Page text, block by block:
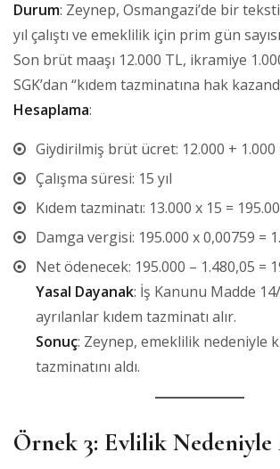
Durum: Zeynep, Osmangazi’de bir
yıl çalıştı ve emeklilik için prim gün
Son brüt maaşı 12.000 TL, ikramiye
SGK’dan “kıdem tazminatına hak
Hesaplama:
Giydirilmiş brüt ücret: 12.000 + 1.000
Çalışma süresi: 15 yıl
Kıdem tazminatı: 13.000 x 15 =
Damga vergisi: 195.000 x 0,00759 =
Net ödenecek: 195.000 – 1.480,05 =
Yasal Dayanak: İş Kanunu Madde
ayrılanlar kıdem tazminatı alır.
Sonuç: Zeynep, emeklilik nedeniyle
tazminatını aldı.
Örnek 3: Evlilik Nedeniyle